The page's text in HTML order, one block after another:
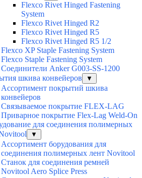
Flexco Rivet Hinged Fastening
System
Flexco Rivet Hinged R2
Flexco Rivet Hinged R5
Flexco Rivet Hinged R5 1/2
Flexco XP Staple Fastening System
Flexco Staple Fastening System
Соединители Anker G003-SS-1200
шкива конвейеров
▼
Ассортимент покрытий шкива
конвейеров
Связываемое покрытие FLEX-LAG
Приварное покрытие Flex-Lag Weld-On
для соединения полимерных
▼
Ассортимент борудования для
соединения полимерных лент Novitool
Станок для соединения ремней
Novitool Aero Splice Press